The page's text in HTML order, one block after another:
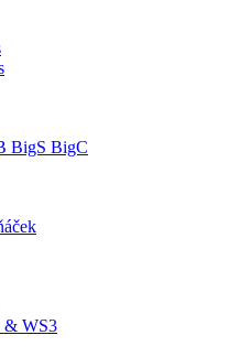
BigS BigC
& WS3